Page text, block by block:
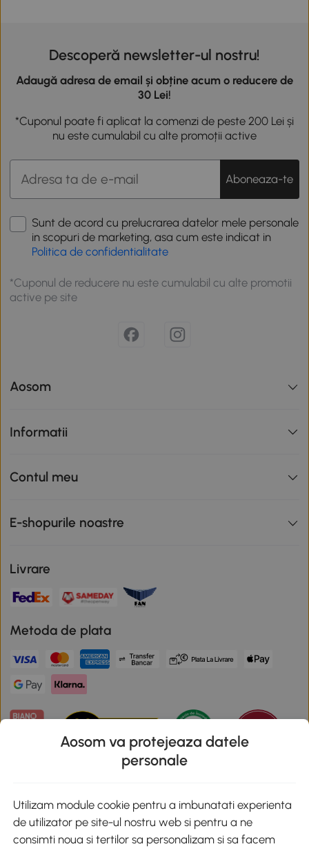
Descoperă newsletter-ul nostru!
Adaugă adresa de email și obține acum o reducere de
30 Lei!
*Cuponul poate fi aplicat la comenzi de peste 200 Lei și
nu este cumulabil cu alte promoții active
Aboneaza-te
Sunt de acord cu prelucrarea datelor mele personale
in scopuri de marketing, asa cum este indicat in
Politica de confidentialitate
*Cuponul de reducere nu este cumulabil cu alte promotii
active pe site
Aosom
Informatii
Contul meu
E-shopurile noastre
Livrare
Metoda de plata
Descarca aplicatia Aosom
Google Play
Aosom va protejeaza datele
personale
Utilizam module cookie pentru a imbunatati experienta
de utilizator pe site-ul nostru web si pentru a ne
consimti noua si tertilor sa personalizam si sa facem